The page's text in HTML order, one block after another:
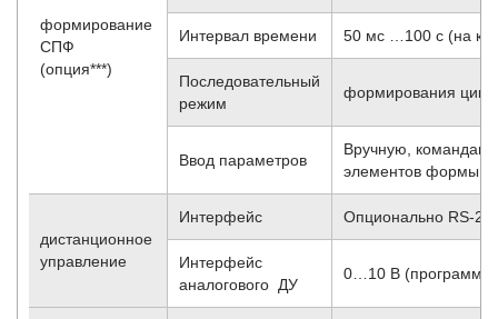
формирование
СПФ
(опция***)
Интервал времени 50 мс …100 с (на
Последовательный
режим
формирования
Ввод параметров
Вручную,
элементов формы и
дистанционное
управление
Интерфейс Опционально RS-
Интерфейс
аналогового ДУ
0…10 В